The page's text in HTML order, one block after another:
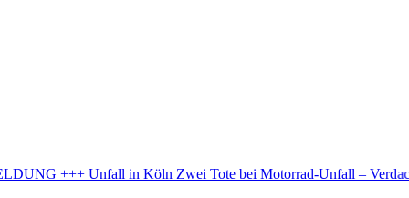
Motorrad-Unfall – Verdacht auf illegales Rennen